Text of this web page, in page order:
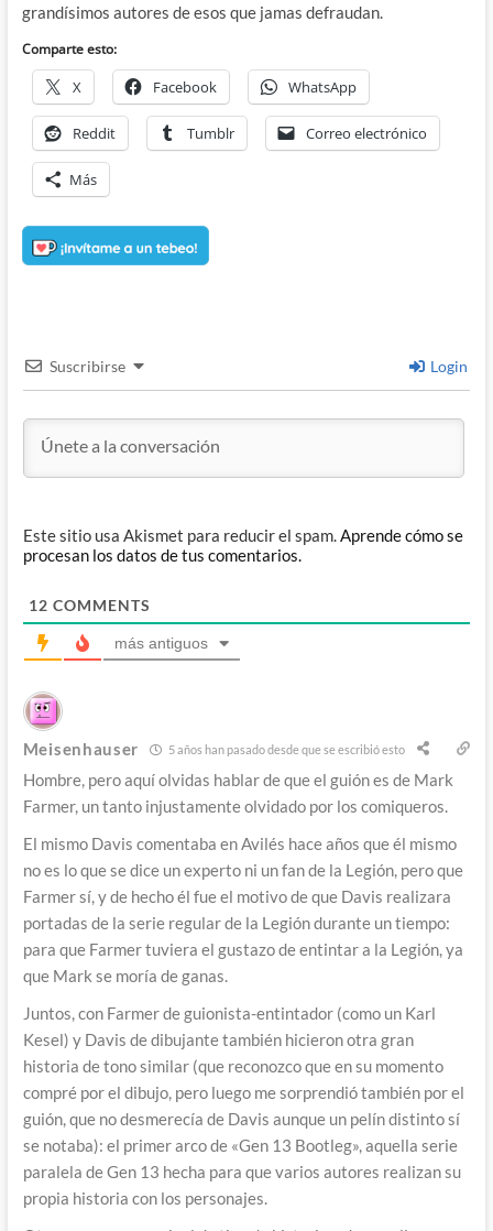
grandísimos autores de esos que jamas defraudan.
Comparte esto:
X Facebook WhatsApp
Reddit Tumblr Correo electrónico
Más
Suscribirse Login
Este sitio usa Akismet para reducir el spam.Aprende cómo se
procesan los datos de tus comentarios.
12 COMMENTS
más antiguos
Meisenhauser 5 años han pasado desde que se escribió esto
Hombre, pero aquí olvidas hablar de que el guión es de Mark
Farmer, un tanto injustamente olvidado por los comiqueros.
El mismo Davis comentaba en Avilés hace años que él mismo
no es lo que se dice un experto ni un fan de la Legión, pero que
Farmer sí, y de hecho él fue el motivo de que Davis realizara
portadas de la serie regular de la Legión durante un tiempo:
para que Farmer tuviera el gustazo de entintar a la Legión, ya
que Mark se moría de ganas.
Juntos, con Farmer de guionista-entintador (como un Karl
Kesel) y Davis de dibujante también hicieron otra gran
historia de tono similar (que reconozco que en su momento
compré por el dibujo, pero luego me sorprendió también por el
guión, que no desmerecía de Davis aunque un pelín distinto sí
se notaba): el primer arco de «Gen 13 Bootleg», aquella serie
paralela de Gen 13 hecha para que varios autores realizan su
propia historia con los personajes.